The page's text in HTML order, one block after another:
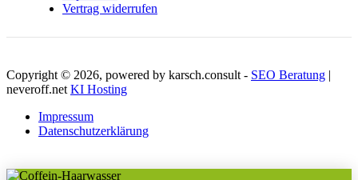
Vertrag widerrufen
Copyright © 2026, powered by karsch.consult - SEO Beratung |
neveroff.net KI Hosting
Impressum
Datenschutzerklärung